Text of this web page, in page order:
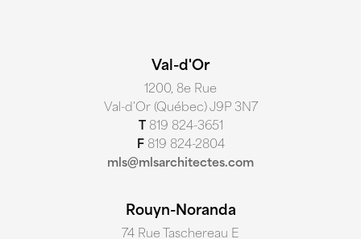
Val-d'Or
1200, 8e Rue
Val-d'Or (Québec) J9P 3N7
819 824-3651
F819 824-2804
mls@mlsarchitectes.com
Rouyn-Noranda
74 Rue Taschereau E